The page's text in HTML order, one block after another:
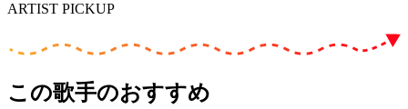
ARTIST PICKUP
この歌手のおすすめ